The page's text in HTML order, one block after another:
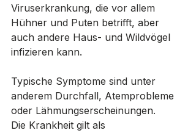
Viruserkrankung, die vor allem
Hühner und Puten betrifft, aber
auch andere Haus- und Wildvögel
infizieren kann.
Typische Symptome sind unter
anderem Durchfall, Atemprobleme
oder Lähmungserscheinungen.
Die Krankheit gilt als